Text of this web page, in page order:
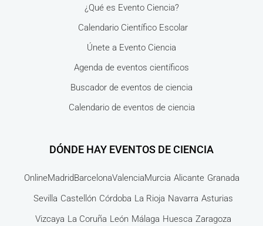
¿Qué es Evento Ciencia?
Calendario Científico Escolar
Únete a Evento Ciencia
Agenda de eventos científicos
Buscador de eventos de ciencia
Calendario de eventos de ciencia
DÓNDE HAY EVENTOS DE CIENCIA
OnlineMadridBarcelonaValenciaMurcia Alicante Granada
Sevilla Castellón Córdoba La Rioja Navarra Asturias
Vizcaya La Coruña León Málaga Huesca Zaragoza